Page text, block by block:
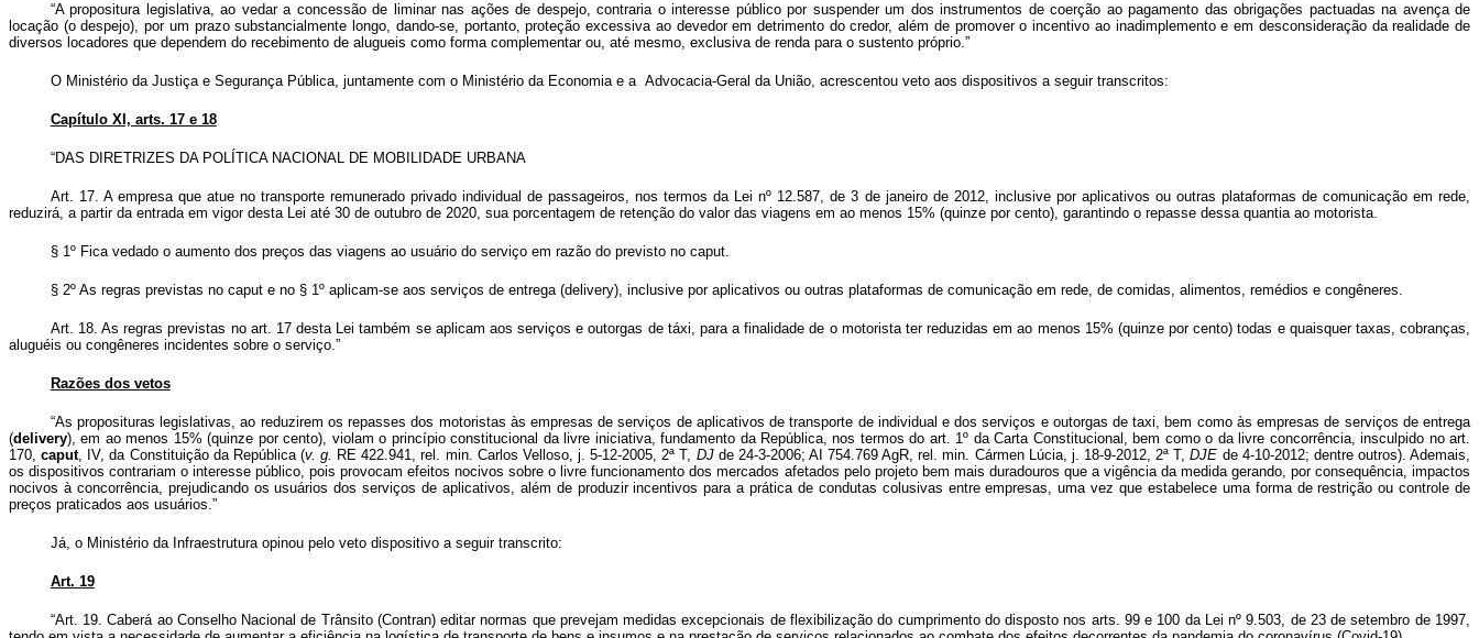
“A propositura legislativa, ao vedar a concessão de liminar nas ações de despejo, contraria o interesse público por suspender um dos instrumentos de coerção ao pagamento das obrigações pactuadas na avença de
locação (o despejo), por um prazo substancialmente longo, dando-se, portanto, proteção excessiva ao devedor em detrimento do credor, além de promover o incentivo ao inadimplemento e em desconsideração da realidade de
diversos locadores que dependem do recebimento de alugueis como forma complementar ou, até mesmo, exclusiva de renda para o sustento próprio.”
O Ministério da Justiça e Segurança Pública, juntamente com o Ministério da Economia e a Advocacia-Geral da União, acrescentou veto aos dispositivos a seguir transcritos:
Capítulo XI, arts. 17 e 18
“DAS DIRETRIZES DA POLÍTICA NACIONAL DE MOBILIDADE URBANA
Art. 17. A empresa que atue no transporte remunerado privado individual de passageiros, nos termos da Lei nº 12.587, de 3 de janeiro de 2012, inclusive por aplicativos ou outras plataformas de comunicação em rede,
reduzirá, a partir da entrada em vigor desta Lei até 30 de outubro de 2020, sua porcentagem de retenção do valor das viagens em ao menos 15% (quinze por cento), garantindo o repasse dessa quantia ao motorista.
§ 1º Fica vedado o aumento dos preços das viagens ao usuário do serviço em razão do previsto no caput.
§ 2º As regras previstas no capute no § 1º aplicam-se aos serviços de entrega (delivery), inclusive por aplicativos ou outras plataformas de comunicação em rede, de comidas, alimentos, remédios e congêneres.
Art. 18. As regras previstas no art. 17 desta Lei também se aplicam aos serviços e outorgas de táxi, para a finalidade de o motorista ter reduzidas em ao menos 15% (quinze por cento) todas e quaisquer taxas, cobranças,
aluguéis ou congêneres incidentes sobre o serviço.”
Razões dos vetos
“As proposituras legislativas, ao reduzirem os repasses dos motoristas às empresas de serviços de aplicativos de transporte de individual e dos serviços e outorgas de taxi, bem como às empresas de serviços de entrega
(delivery), em ao menos 15% (quinze por cento), violam o princípio constitucional da livre iniciativa, fundamento da República, nos termos do art. 1º da Carta Constitucional, bem como o da livre concorrência, insculpido no art.
170,caput, IV, da Constituição da República (v. g. RE 422.941, rel. min. Carlos Velloso, j. 5-12-2005, 2ª T, DJ de 24-3-2006; AI 754.769 AgR, rel. min. Cármen Lúcia, j. 18-9-2012, 2ª T,DJE de 4-10-2012; dentre outros). Ademais,
os dispositivos contrariam o interesse público, pois provocam efeitos nocivos sobre o livre funcionamento dos mercados afetados pelo projeto bem mais duradouros que a vigência da medida gerando, por consequência, impactos
nocivos à concorrência, prejudicando os usuários dos serviços de aplicativos, além de produzir incentivos para a prática de condutas colusivas entre empresas, uma vez que estabelece uma forma de restrição ou controle de
preços praticados aos usuários.”
Já, o Ministério da Infraestrutura opinou pelo veto dispositivo a seguir transcrito:
Art. 19
“Art. 19. Caberá ao Conselho Nacional de Trânsito (Contran) editar normas que prevejam medidas excepcionais de flexibilização do cumprimento do disposto nos arts. 99 e 100 da Lei nº 9.503, de 23 de setembro de 1997,